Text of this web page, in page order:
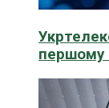
першому